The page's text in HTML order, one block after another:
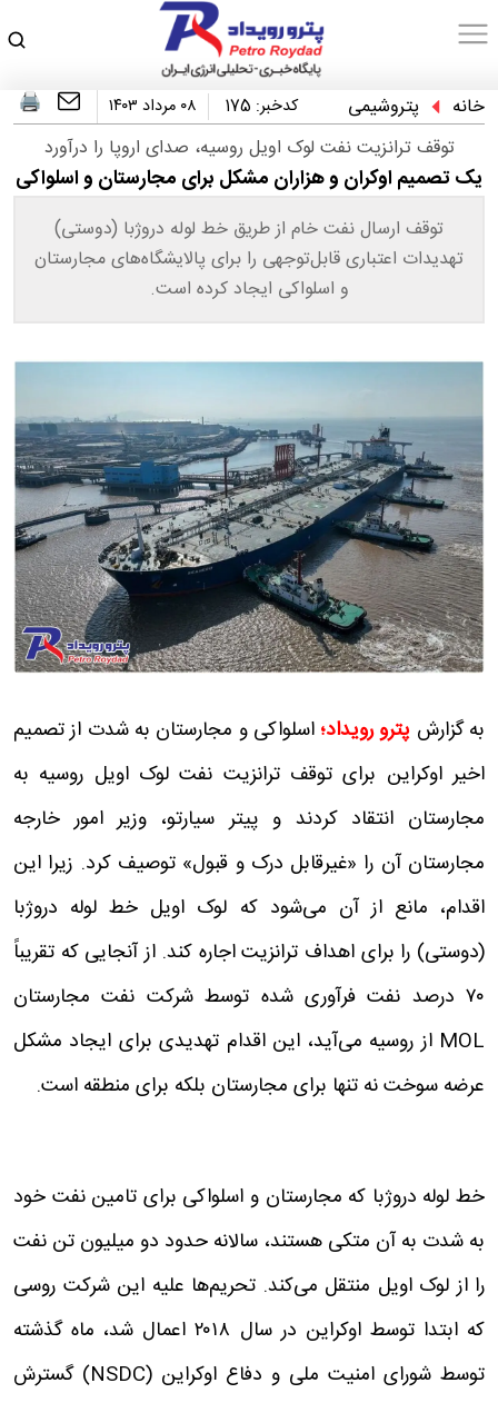
خانه پتروشیمی کدخبر: 175 ۰۸ مرداد ۱۴۰۳
توقف ترانزیت نفت لوک اویل روسیه، صدای اروپا را درآورد
یک تصمیم اوکران و هزاران مشکل برای مجارستان و اسلواکی
توقف ارسال نفت خام از طریق خط لوله دروژبا (دوستی)
تهدیدات اعتباری قابل‌توجهی را برای پالایشگاه‌های مجارستان
و اسلواکی ایجاد کرده است.
به گزارش پترو رویداد؛اسلواکی و مجارستان به شدت از تصمیم
اخیر اوکراین برای توقف ترانزیت نفت لوک اویل روسیه به
مجارستان انتقاد کردند و پیتر سیارتو، وزیر امور خارجه
مجارستان آن را «غیرقابل درک و قبول» توصیف کرد. زیرا این
اقدام، مانع از آن می‌شود که لوک اویل خط لوله دروژبا
(دوستی) را برای اهداف ترانزیت اجاره کند. از آنجایی که تقریباً
۷۰ درصد نفت فرآوری شده توسط شرکت نفت مجارستان
MOL از روسیه می‌آید، این اقدام تهدیدی برای ایجاد مشکل
عرضه سوخت نه تنها برای مجارستان بلکه برای منطقه است.
خط لوله دروژبا که مجارستان و اسلواکی برای تامین نفت خود
به شدت به آن متکی هستند، سالانه حدود دو میلیون تن نفت
را از لوک اویل منتقل می‌کند. تحریم‌ها علیه این شرکت روسی
که ابتدا توسط اوکراین در سال ۲۰۱۸ اعمال شد، ماه گذشته
توسط شورای امنیت ملی و دفاع اوکراین (NSDC) گسترش